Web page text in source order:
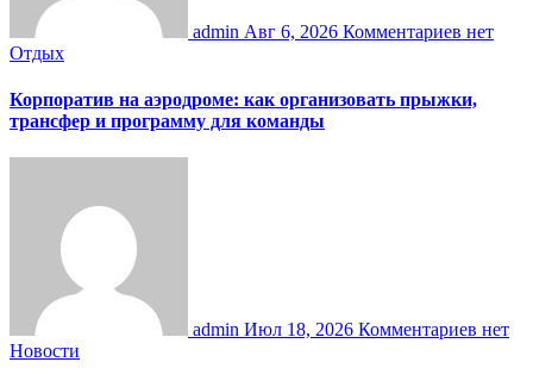
admin Авг 6, 2026 Комментариев нет
Отдых
Корпоратив на аэродроме: как организовать прыжки,
трансфер и программу для команды
admin Июл 18, 2026 Комментариев нет
Новости